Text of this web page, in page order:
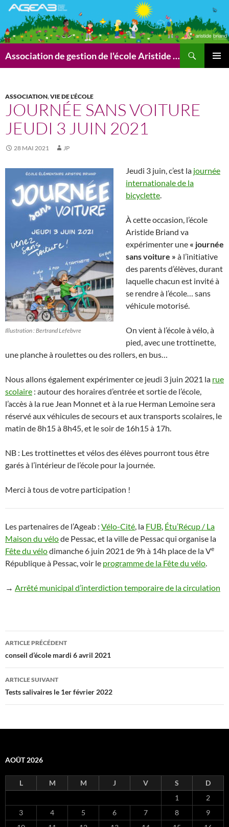
Aller
contenu
Association de gestion de l'école Aristide Briand (AGEAB)
ASSOCIATION,VIE DE L'ÉCOLE
JOURNÉE SANS VOITURE
JEUDI 3 JUIN 2021
28 MAI 2021 JP
Illustration : Bertrand Lefebvre
Jeudi 3 juin, c’est la journée
internationale de la
bicyclette.
À cette occasion, l’école
Aristide Briand va
expérimenter une « journée
sans voiture » à l’initiative
des parents d’élèves, durant
laquelle chacun est invité à
se rendre à l’école… sans
véhicule motorisé.
On vient à l’école à vélo, à
pied, avec une trottinette,
une planche à roulettes ou des rollers, en bus…
Nous allons également expérimenter ce jeudi 3 juin 2021 la rue
scolaire : autour des horaires d’entrée et sortie de l’école,
l’accès à la rue Jean Monnet et à la rue Herman Lemoine sera
réservé aux véhicules de secours et aux transports scolaires, le
matin de 8h15 à 8h45, et le soir de 16h15 à 17h.
NB : Les trottinettes et vélos des élèves pourront tous être
garés à l’intérieur de l’école pour la journée.
Merci à tous de votre participation !
Les partenaires de l’Ageab : Vélo-Cité, la FUB, Étu’Récup / La
Maison du vélode Pessac, et la ville de Pessac qui organise la
Fête du vélodimanche 6 juin 2021 de 9h à 14h place de la Ve
République à Pessac, voir le programme de la Fête du vélo.
→ Arrêté municipal d’interdiction temporaire de la circulation
Navigation
des
articles
ARTICLE PRÉCÉDENT
conseil d’école mardi 6 avril 2021
ARTICLE SUIVANT
Tests salivaires le 1er février 2022
AOÛT 2026
L M M J V S
D
1
2
3
4 5 6 7 8
9